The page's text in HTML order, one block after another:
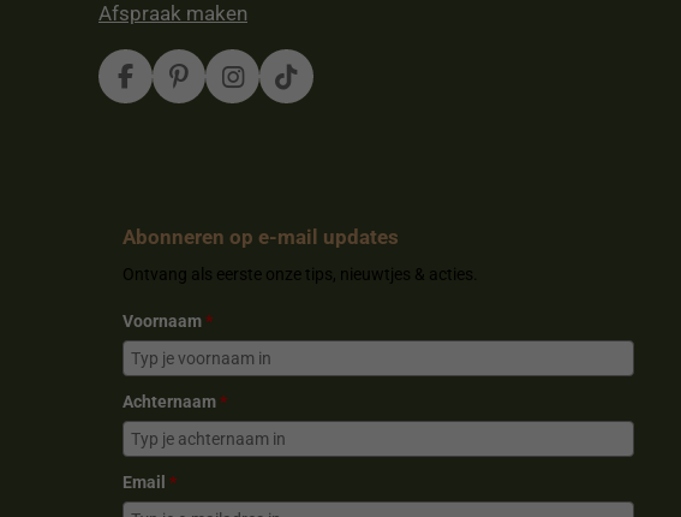
Afspraak maken
F
a
o
P
i
e
t
I
n
r
m
T
i
Abonneren op e-mail updates
Ontvang als eerste onze tips, nieuwtjes & acties.
Voornaam*
Achternaam*
Email *